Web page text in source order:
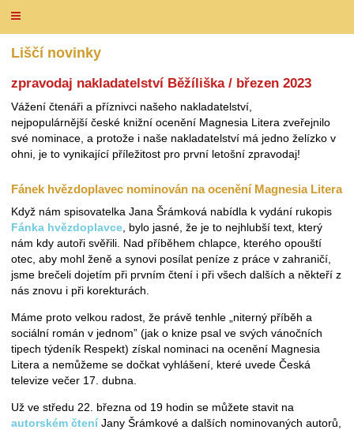
Liščí novinky
zpravodaj nakladatelství Běžíliška / březen 2023
Vážení čtenáři a příznivci našeho nakladatelství,
nejpopulárnější české knižní ocenění Magnesia Litera zveřejnilo
své nominace, a protože i naše nakladatelství má jedno želízko v
ohni, je to vynikající příležitost pro první letošní zpravodaj!
Fánek hvězdoplavec nominován na ocenění Magnesia Litera
Když nám spisovatelka Jana Šrámková nabídla k vydání rukopis
Fánka hvězdoplavce , bylo jasné, že je to nejhlubší text, který
nám kdy autoři svěřili. Nad příběhem chlapce, kterého opouští
otec, aby mohl ženě a synovi posílat peníze z práce v zahraničí,
jsme brečeli dojetím při prvním čtení i při všech dalších a někteří z
nás znovu i při korekturách.
Máme proto velkou radost, že právě tenhle „niterný příběh a
sociální román v jednom” (jak o knize psal ve svých vánočních
tipech týdeník Respekt) získal nominaci na ocenění Magnesia
Litera a nemůžeme se dočkat vyhlášení, které uvede Česká
televize večer 17. dubna.
Už ve středu 22. března od 19 hodin se můžete stavit na
autorském čtení Jany Šrámkové a dalších nominovaných autorů,